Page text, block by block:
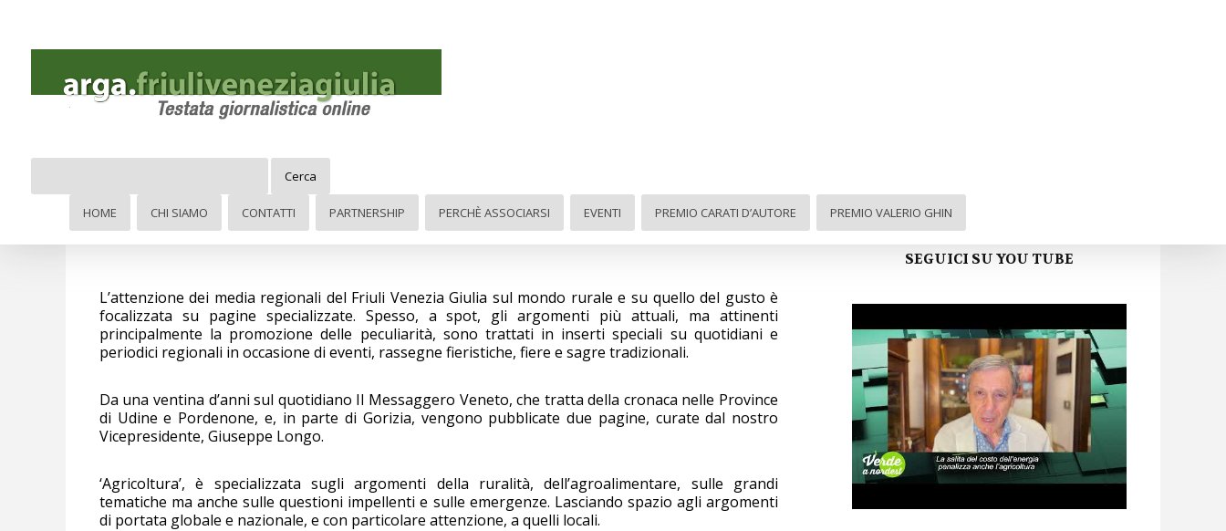
Cerca
HOME CHI SIAMO CONTATTI PARTNERSHIP PERCHÈ ASSOCIARSI EVENTI PREMIO CARATI D’AUTORE PREMIO VALERIO GHIN
Media
L’attenzione dei media regionali del Friuli Venezia Giulia sul mondo rurale e su quello del gusto è
focalizzata su pagine specializzate. Spesso, a spot, gli argomenti più attuali, ma attinenti
principalmente la promozione delle peculiarità, sono trattati in inserti speciali su quotidiani e
periodici regionali in occasione di eventi, rassegne fieristiche, fiere e sagre tradizionali.
Da una ventina d’anni sul quotidiano Il Messaggero Veneto, che tratta della cronaca nelle Province
di Udine e Pordenone, e, in parte di Gorizia, vengono pubblicate due pagine, curate dal nostro
Vicepresidente, Giuseppe Longo.
‘Agricoltura’, è specializzata sugli argomenti della ruralità, dell’agroalimentare, sulle grandi
tematiche ma anche sulle questioni impellenti e sulle emergenze. Lasciando spazio agli argomenti
di portata globale e nazionale, e con particolare attenzione, a quelli locali.
Facebook
SEGUICI SU YOU TUBE